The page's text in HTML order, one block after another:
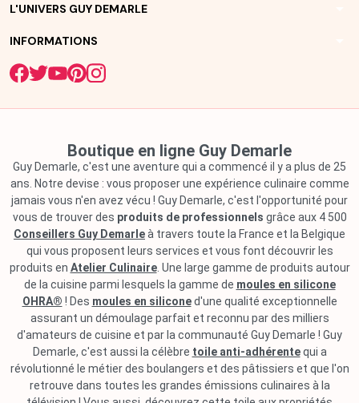
L'UNIVERS GUY DEMARLE
INFORMATIONS
Boutique en ligne Guy Demarle
Guy Demarle, c'est une aventure qui a commencé il y a plus de 25
ans. Notre devise : vous proposer une expérience culinaire comme
jamais vous n'en avez vécu ! Guy Demarle, c'est l'opportunité pour
vous de trouver des produits de professionnels grâce aux 4 500
Conseillers Guy Demarleà travers toute la France et la Belgique
qui vous proposent leurs services et vous font découvrir les
produits en Atelier Culinaire. Une large gamme de produits autour
de la cuisine parmi lesquels la gamme de moules en silicone
OHRA® ! Des moules en siliconed'une qualité exceptionnelle
assurant un démoulage parfait et reconnu par des milliers
d'amateurs de cuisine et par la communauté Guy Demarle ! Guy
Demarle, c'est aussi la célèbre toile anti-adhérentequi a
révolutionné le métier des boulangers et des pâtissiers et que l'on
retrouve dans toutes les grandes émissions culinaires à la